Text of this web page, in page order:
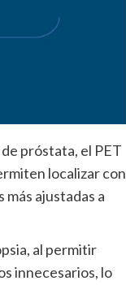
próstata, el PET
localizar con
ajustadas a
al permitir
innecesarios, lo